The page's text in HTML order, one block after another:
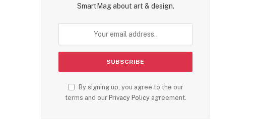
SmartMag about art & design.
By signing up, you agree to the our
terms and our Privacy Policyagreement.